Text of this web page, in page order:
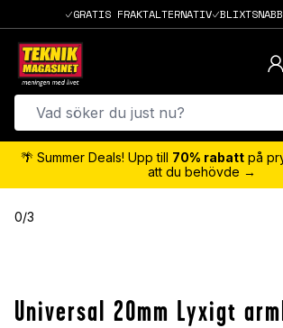
GRATIS FRAKTALTERNATIV
🌴 Summer Deals! Upp till 70% rabatt på
att du behövde →
0/3
Universal 20mm Lyxigt